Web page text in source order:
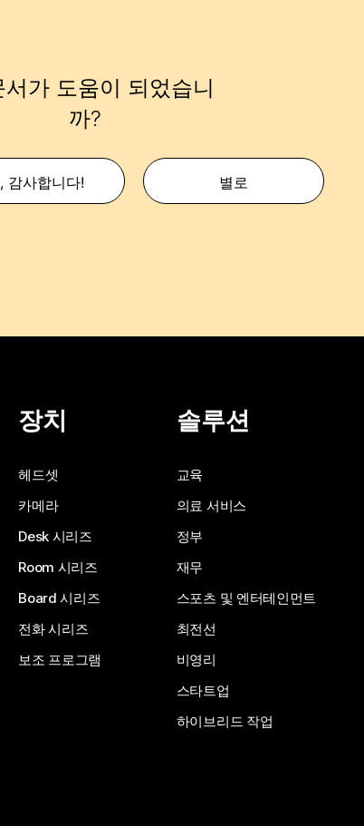
가 도움이 되었습니
까?
감사합니다! 별로
장치
헤드셋
카메라
Desk 시리즈
Room 시리즈
Board 시리즈
전화 시리즈
보조 프로그램
솔루션
교육
의료 서비스
정부
재무
스포츠 및 엔터테인먼트
최전선
비영리
스타트업
하이브리드 작업